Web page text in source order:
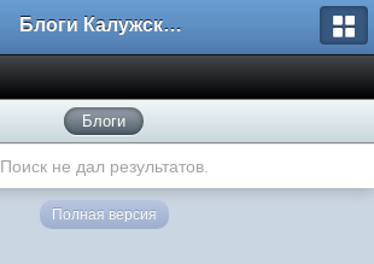
Блоги Калужского перекрестка
Блоги
Поиск не дал результатов.
Полная версия